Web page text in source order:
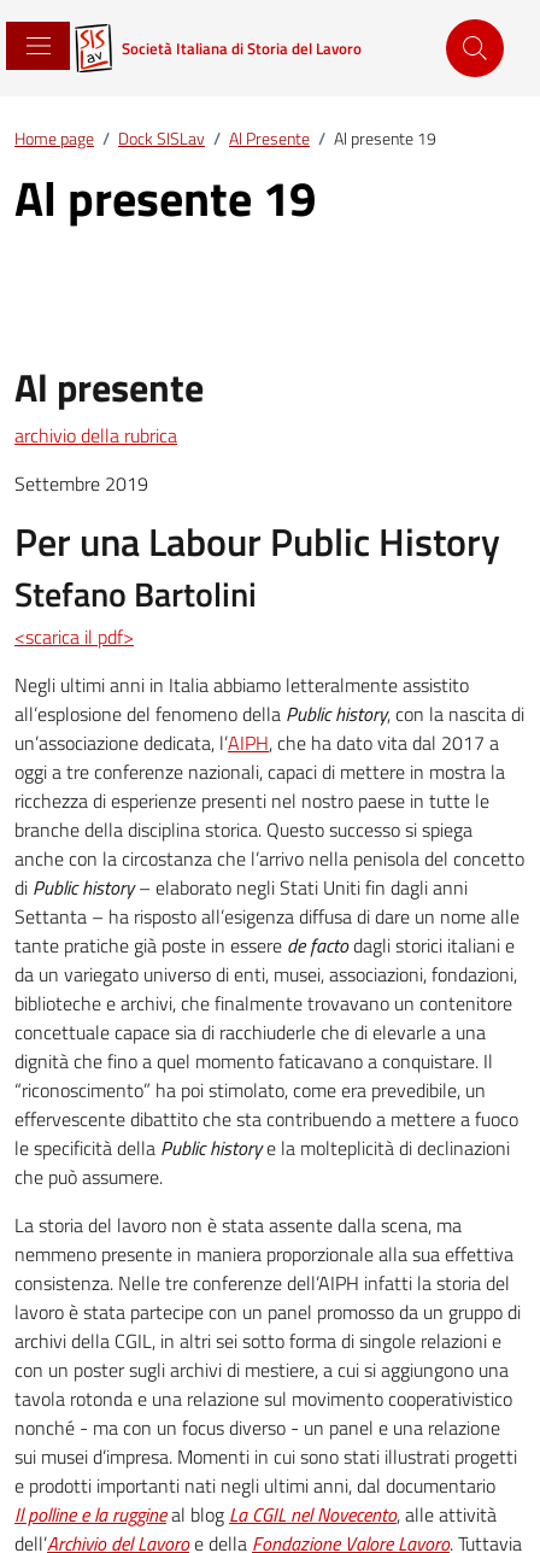
Società Italiana di Storia del Lavoro
Home page / Dock SISLav / Al Presente / Al presente 19
Al presente 19
Al presente
archivio della rubrica
Settembre 2019
Per una Labour Public History
Stefano Bartolini
<scarica il pdf>
Negli ultimi anni in Italia abbiamo letteralmente assistito
all’esplosione del fenomeno della Public history, con la nascita di
un’associazione dedicata, l’AIPH, che ha dato vita dal 2017 a
oggi a tre conferenze nazionali, capaci di mettere in mostra la
ricchezza di esperienze presenti nel nostro paese in tutte le
branche della disciplina storica. Questo successo si spiega
anche con la circostanza che l’arrivo nella penisola del concetto
di Public history– elaborato negli Stati Uniti fin dagli anni
Settanta – ha risposto all’esigenza diffusa di dare un nome alle
tante pratiche già poste in essere de factodagli storici italiani e
da un variegato universo di enti, musei, associazioni, fondazioni,
biblioteche e archivi, che finalmente trovavano un contenitore
concettuale capace sia di racchiuderle che di elevarle a una
dignità che fino a quel momento faticavano a conquistare. Il
“riconoscimento” ha poi stimolato, come era prevedibile, un
effervescente dibattito che sta contribuendo a mettere a fuoco
le specificità della Public historye la molteplicità di declinazioni
che può assumere.
La storia del lavoro non è stata assente dalla scena, ma
nemmeno presente in maniera proporzionale alla sua effettiva
consistenza. Nelle tre conferenze dell’AIPH infatti la storia del
lavoro è stata partecipe con un panel promosso da un gruppo di
archivi della CGIL, in altri sei sotto forma di singole relazioni e
con un poster sugli archivi di mestiere, a cui si aggiungono una
tavola rotonda e una relazione sul movimento cooperativistico
nonché - ma con un focus diverso - un panel e una relazione
sui musei d’impresa. Momenti in cui sono stati illustrati progetti
e prodotti importanti nati negli ultimi anni, dal documentario
Il polline e la ruggineal blog La CGIL nel Novecento, alle attività
dell’Archivio del Lavoroe della Fondazione Valore Lavoro. Tuttavia